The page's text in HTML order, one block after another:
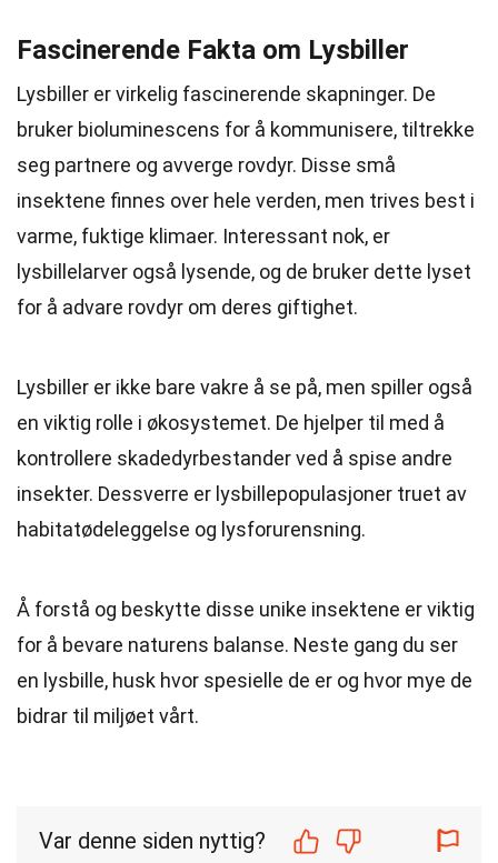
Fascinerende Fakta om Lysbiller
Lysbiller er virkelig fascinerende skapninger. De
bruker bioluminescens for å kommunisere, tiltrekke
seg partnere og avverge rovdyr. Disse små
insektene finnes over hele verden, men trives best i
varme, fuktige klimaer. Interessant nok, er
lysbillelarver også lysende, og de bruker dette lyset
for å advare rovdyr om deres giftighet.
Lysbiller er ikke bare vakre å se på, men spiller også
en viktig rolle i økosystemet. De hjelper til med å
kontrollere skadedyrbestander ved å spise andre
insekter. Dessverre er lysbillepopulasjoner truet av
habitatødeleggelse og lysforurensning.
Å forstå og beskytte disse unike insektene er viktig
for å bevare naturens balanse. Neste gang du ser
en lysbille, husk hvor spesielle de er og hvor mye de
bidrar til miljøet vårt.
Var denne siden nyttig?